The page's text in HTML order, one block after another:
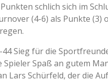
schlich sich im
(4-6) als Punkte (3)
44 Sieg für die
Spaß an gutem
Lars Schürfeld, der die